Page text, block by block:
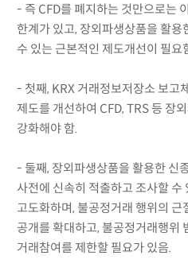
- 즉 CFD를 폐지하는 것만으로는
한계가 있고, 장외파생상품을 활
수 있는 근본적인 제도개선이 필요
- 첫째, KRX 거래정보저장소 보고
제도를 개선하여 CFD, TRS 등 장
강화해야 함.
- 둘째, 장외파생상품을 활용한 신
사전에 신속히 적출하고 조사할
고도화하며, 불공정거래 행위의
공개를 확대하고, 불공정거래행위
거래참여를 제한할 필요가 있음.